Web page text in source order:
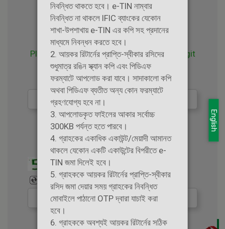
English
Please enter your 13-digit account / 16-digit
card number
Enter Capcha Code
নিবন্ধিত থাকতে হবে। e-TIN নাম্বার
নিবন্ধিত না থাকলে IFIC ব্যাংকের যেকোন
শাখা-উপশাখায় e-TIN এর কপি সহ প্রদানের
মাধ্যমে নিবন্ধন করতে হবে।
2. আয়কর রিটার্নের প্রাপ্তি-স্বীকার রসিদের
শুধুমাত্র রঙিন স্ক্যান কপি এবং পিডিএফ
ফরম্যাটে আপলোড করা যাবে। সাদাকালো কপি
অথবা পিডিএফ ব্যতীত অন্য কোন ফরম্যাটে
গ্রহণযোগ্য হবে না।
3. আপলোডকৃত ফাইলের আকার সর্বোচ্চ
300KB পর্যন্ত হতে পারবে।
4. গ্রাহকের একাধিক একাউন্ট/মেয়াদী আমানত
থাকলে যেকোন একটি একাউন্টের বিপরীতে e-
TIN জমা দিলেই হবে।
5. গ্রাহককে আয়কর রিটার্নের প্রাপ্তি-স্বীকার
রসিদ জমা দেয়ার সময় গ্রাহকের নিবন্ধিত
মোবাইলে পাঠানো OTP দ্বারা যাচাই করা
হবে।
6. গ্রাহককে অবশ্যই আয়কর রিটার্নের সঠিক